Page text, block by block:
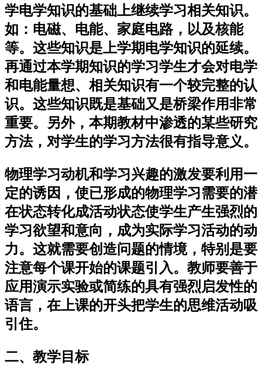
学电学知识的基础上继续学习相关知识。
如：电磁、电能、家庭电路，以及核能
等。这些知识是上学期电学知识的延续。
再通过本学期知识的学习学生才会对电学
和电能量想、相关知识有一个较完整的认
识。这些知识既是基础又是桥梁作用非常
重要。另外，本期教材中渗透的某些研究
方法，对学生的学习方法很有指导意义。
物理学习动机和学习兴趣的激发要利用一
定的诱因，使已形成的物理学习需要的潜
在状态转化成活动状态使学生产生强烈的
学习欲望和意向，成为实际学习活动的动
力。这就需要创造问题的情境，特别是要
注意每个课开始的课题引入。教师要善于
应用演示实验或简练的具有强烈启发性的
语言，在上课的开头把学生的思维活动吸
引住。
二、教学目标